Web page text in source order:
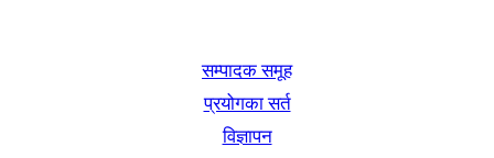
सम्पादक समूह
प्रयोगका सर्त
विज्ञापन